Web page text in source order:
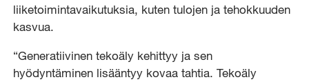
liiketoimintavaikutuksia, kuten tulojen ja tehokkuuden
kasvua.
“Generatiivinen tekoäly kehittyy ja sen
hyödyntäminen lisääntyy kovaa tahtia. Tekoäly